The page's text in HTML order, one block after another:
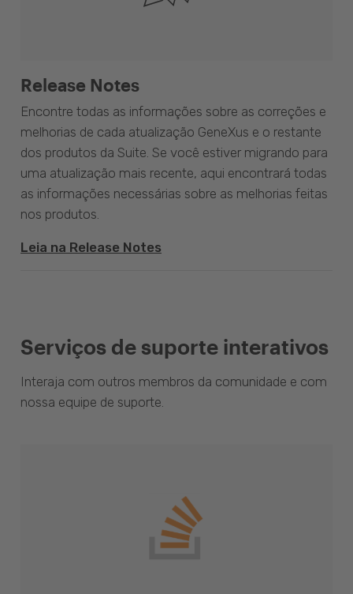
Release Notes
Encontre todas as informações sobre as correções e
melhorias de cada atualização GeneXus e o restante
dos produtos da Suite. Se você estiver migrando para
uma atualização mais recente, aqui encontrará todas
as informações necessárias sobre as melhorias feitas
nos produtos.
Leia na Release Notes
Serviços de suporte interativos
Interaja com outros membros da comunidade e com
nossa equipe de suporte.